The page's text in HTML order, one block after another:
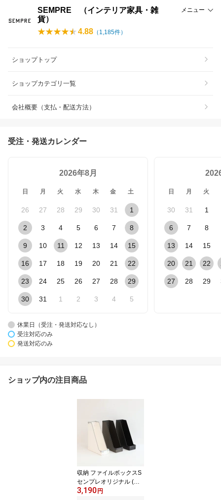
SEMPRE （インテリア家具・雑
貨）
メニュー
4.88 （ 1,185件）
ショップトップ
ショップカテゴリ一覧
会社概要（支払・配送方法）
受注・発送カレンダー
2026年8月
日 月 火 水 木 金 土
26 27 28 29 30 31 1
2 3 4 5 6 7 8
9 10 11 12 13 14 15
16 17 18 19 20 21 22
23 24 25 26 27 28 29
30 31 1 2 3 4 5
日 月 火
30 31 1
6 7 8
13 14 15
20 21 22
27 28 29
休業日（受注・発送対応なし）
受注対応のみ
発送対応のみ
ショップ内の注目商品
収納 ファイルボックスS
センプレオリジナル (フ
ァイバーケース) 収納ボ
3,190 円